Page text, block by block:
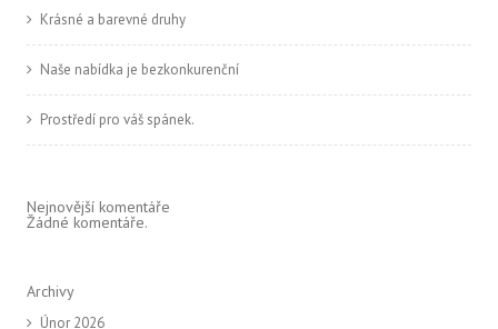
Krásné a barevné druhy
Naše nabídka je bezkonkurenční
Prostředí pro váš spánek.
Nejnovější komentáře
Žádné komentáře.
Archivy
Únor 2026